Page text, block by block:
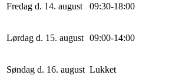
Fredag d. 14. august 09:30-18:00
Lørdag d. 15. august 09:00-14:00
Søndag d. 16. august Lukket